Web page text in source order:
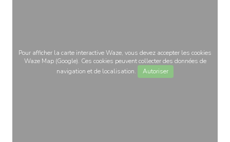
Pour afficher la carte interactive Waze, vous devez accepter les cookies
Waze Map (Google). Ces cookies peuvent collecter des données de
navigation et de localisation.
Autoriser